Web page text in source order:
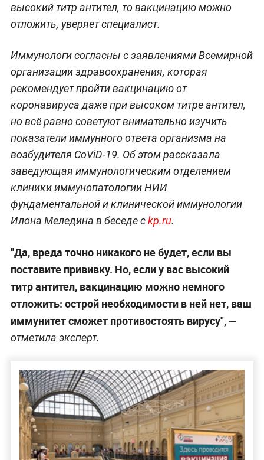
высокий титр антител, то вакцинацию можно
отложить, уверяет специалист.
Иммунологи согласны с заявлениями Всемирной
организации здравоохранения, которая
рекомендует пройти вакцинацию от
коронавируса даже при высоком титре антител,
но всё равно советуют внимательно изучить
показатели иммунного ответа организма на
возбудителя CoViD-19. Об этом рассказала
заведующая иммунологическим отделением
клиники иммунопатологии НИИ
фундаментальной и клинической иммунологии
Илона Меледина в беседе сkp.ru.
"Да, вреда точно никакого не будет, если вы
поставите прививку. Но, если у вас высокий
титр антител, вакцинацию можно немного
отложить: острой необходимости в ней нет, ваш
иммунитет сможет противостоять вирусу", —
отметила эксперт.